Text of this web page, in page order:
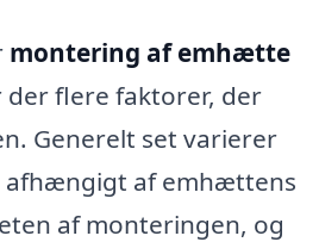
montering af emhætte
der flere faktorer, der
Generelt set varierer
afhængigt af emhættens
af monteringen, og